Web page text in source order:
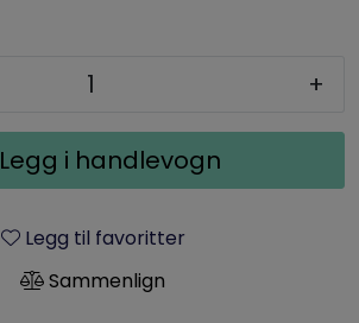
+
Legg i handlevogn
Legg til favoritter
Sammenlign